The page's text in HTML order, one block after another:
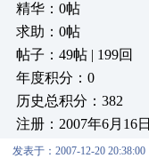
精华：0帖
求助：0帖
帖子：49帖 | 199回
年度积分：0
历史总积分：382
注册：2007年6月16日
发表于：2007-12-20 20:38:00